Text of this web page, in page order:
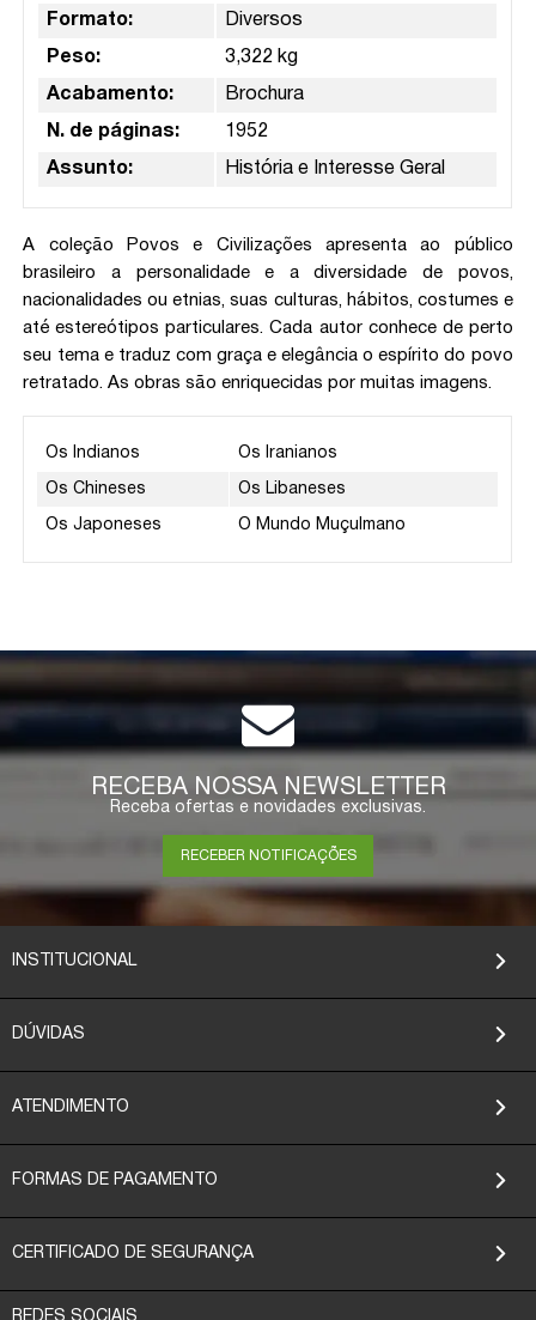
Formato: Diversos
Peso: 3,322 kg
Acabamento: Brochura
N. de páginas: 1952
Assunto: História e Interesse Geral
A coleção Povos e Civilizações apresenta ao público
brasileiro a personalidade e a diversidade de povos,
nacionalidades ou etnias, suas culturas, hábitos, costumes e
até estereótipos particulares. Cada autor conhece de perto
seu tema e traduz com graça e elegância o espírito do povo
retratado. As obras são enriquecidas por muitas imagens.
Os Indianos Os Iranianos
Os Chineses Os Libaneses
Os Japoneses O Mundo Muçulmano
RECEBA NOSSA NEWSLETTER
Receba ofertas e novidades exclusivas.
RECEBER NOTIFICAÇÕES
INSTITUCIONAL
DÚVIDAS
ATENDIMENTO
FORMAS DE PAGAMENTO
CERTIFICADO DE SEGURANÇA